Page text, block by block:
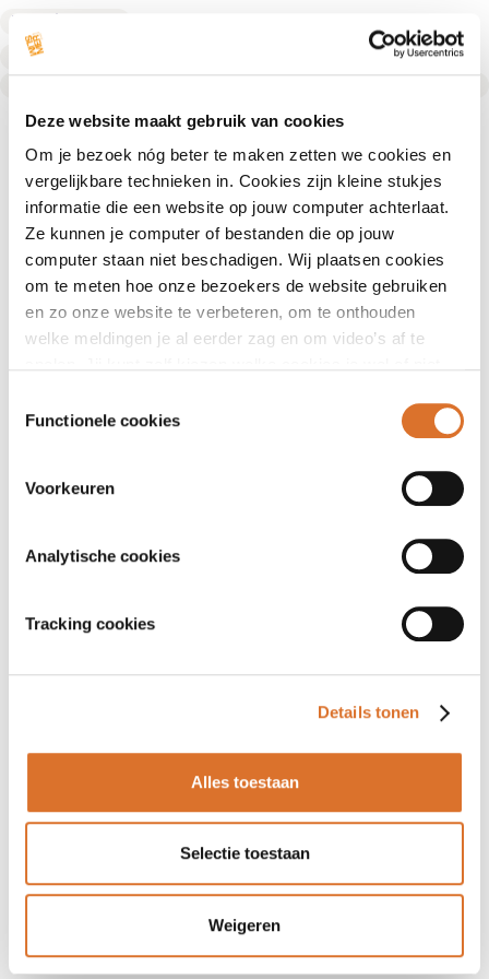
Deze website maakt gebruik van cookies
Om je bezoek nóg beter te maken zetten we cookies en
vergelijkbare technieken in. Cookies zijn kleine stukjes
informatie die een website op jouw computer achterlaat.
Ze kunnen je computer of bestanden die op jouw
computer staan niet beschadigen. Wij plaatsen cookies
om te meten hoe onze bezoekers de website gebruiken
en zo onze website te verbeteren, om te onthouden
welke meldingen je al eerder zag en om video’s af te
Functionele cookies
Voorkeuren
Analytische cookies
Tracking cookies
Details tonen
Alles toestaan
Selectie toestaan
Weigeren
Fysiotherapeut
Fysiotherapeut